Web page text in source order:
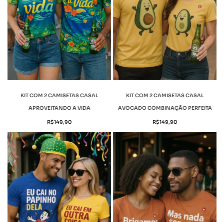
KIT COM 2 CAMISETAS CASAL
APROVEITANDO A VIDA
R$149,90
KIT COM 2 CAMISETAS CASAL
AVOCADO COMBINAÇÃO PERFEITA
R$149,90